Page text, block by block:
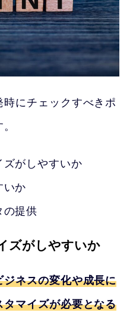
にチェックすべきポ
がしやすいか
いか
の提供
ズがしやすいか
ネスの変化や成長に
マイズが必要となる